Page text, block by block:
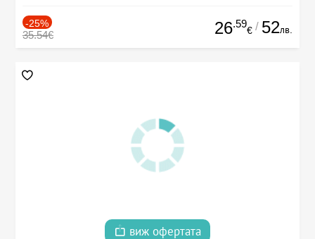
-25%
35.54€ 26.59
€ / 52лв.
виж офертата